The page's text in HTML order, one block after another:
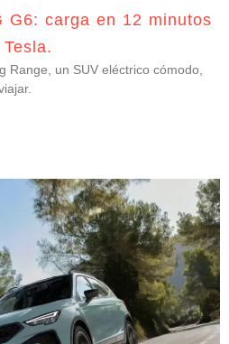
G6: carga en 12 minutos
Range, un SUV eléctrico cómodo,